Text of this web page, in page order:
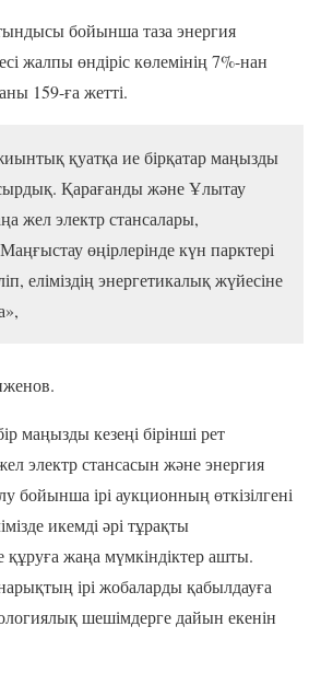
бойынша таза энергия
жалпы өндіріс көлемінің 7%-нан
159-ға жетті.
қуатқа ие бірқатар маңызды
Қарағанды және Ұлытау
жел электр стансалары,
өңірлерінде күн парктері
еліміздің энергетикалық жүйесіне
маңызды кезеңі бірінші рет
электр стансасын және энергия
бойынша ірі аукционның өткізілгені
икемді әрі тұрақты
жаңа мүмкіндіктер ашты.
ірі жобаларды қабылдауға
шешімдерге дайын екенін